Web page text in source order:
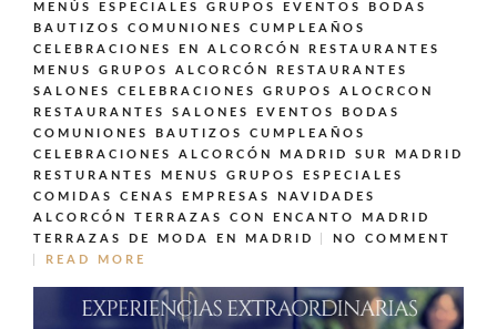
MENÚS ESPECIALES GRUPOS EVENTOS BODAS
BAUTIZOS COMUNIONES CUMPLEAÑOS
CELEBRACIONES EN ALCORCÓN
RESTAURANTES
MENUS GRUPOS ALCORCÓN
RESTAURANTES
SALONES CELEBRACIONES GRUPOS ALOCRCON
RESTAURANTES SALONES EVENTOS BODAS
COMUNIONES BAUTIZOS CUMPLEAÑOS
CELEBRACIONES ALCORCÓN MADRID SUR MADRID
RESTURANTES MENUS GRUPOS ESPECIALES
COMIDAS CENAS EMPRESAS NAVIDADES
ALCORCÓN
TERRAZAS CON ENCANTO MADRID
TERRAZAS DE MODA EN MADRID
NO COMMENT
READ MORE